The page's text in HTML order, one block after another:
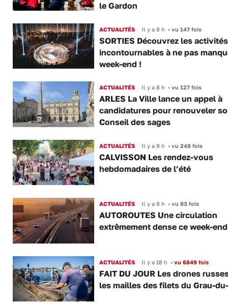
le Gardon
ACTUALITÉS Il y a 8 h •vu 147 fois
SORTIES Découvrez les activités
incontournables à ne pas
week-end !
ACTUALITÉS Il y a 8 h •vu 127 fois
ARLES La Ville lance un appel à
candidatures pour renouveler
Conseil des sages
ACTUALITÉS Il y a 9 h •vu 248 fois
CALVISSON Les rendez-vous
hebdomadaires de l’été
ACTUALITÉS Il y a 9 h •vu 83 fois
AUTOROUTES Une circulation
extrêmement dense ce week-end
ACTUALITÉS Il y a 18 h •vu 6849 fois
FAIT DU JOUR Les drones
les mailles des filets du Grau-